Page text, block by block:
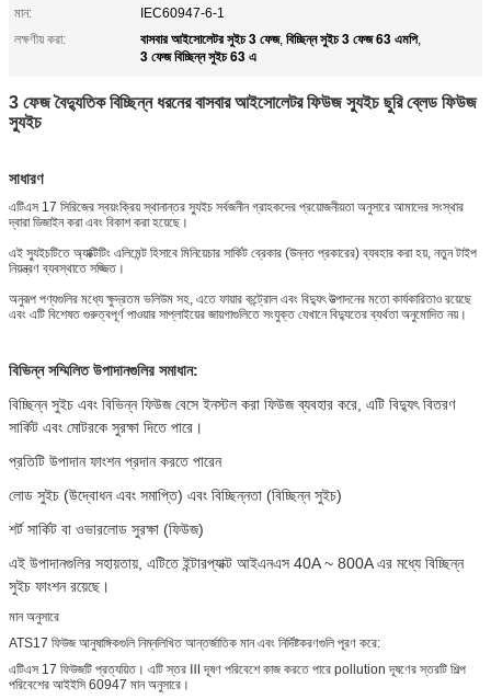
মান:
IEC60947-6-1
লক্ষণীয় করা:
বাসবার আইসোলেটর সুইচ 3 ফেজ, বিচ্ছিন্ন সুইচ 3 ফেজ 63 এমপি,
3 ফেজ বিচ্ছিন্ন সুইচ 63 এ
3 ফেজ বৈদ্যুতিক বিচ্ছিন্ন ধরনের বাসবার আইসোলেটর ফিউজ স্যুইচ ছুরি ব্লেড ফিউজ
স্যুইচ
সাধারণ
এটিএস 17 সিরিজের স্বয়ংক্রিয় স্থানান্তর স্যুইচ সর্বজনীন গ্রাহকদের প্রয়োজনীয়তা অনুসারে আমাদের সংস্থার
দ্বারা ডিজাইন করা এবং বিকাশ করা হয়েছে।
এই স্যুইচটিতে অ্যাক্টিটিং এলিমেন্ট হিসাবে মিনিয়েচার সার্কিট ব্রেকার (উন্নত প্রকারের) ব্যবহার করা হয়, নতুন টাইপ
নিয়ন্ত্রণ ব্যবস্থাতে সজ্জিত।
অনুরূপ পণ্যগুলির মধ্যে ক্ষুদ্রতম ভলিউম সহ, এতে ফায়ার কন্ট্রোল এবং বিদ্যুৎ উত্পাদনের মতো কার্যকারিতাও রয়েছে
এবং এটি বিশেষত গুরুত্বপূর্ণ পাওয়ার সাপ্লাইয়ের জায়গাগুলিতে সংযুক্ত যেখানে বিদ্যুতের ব্যর্থতা অনুমোদিত নয়।
বিভিন্ন সম্মিলিত উপাদানগুলির সমাধান:
বিচ্ছিন্ন সুইচ এবং বিভিন্ন ফিউজ বেসে ইনস্টল করা ফিউজ ব্যবহার করে, এটি বিদ্যুৎ বিতরণ
সার্কিট এবং মোটরকে সুরক্ষা দিতে পারে।
প্রতিটি উপাদান ফাংশন প্রদান করতে পারেন
লোড সুইচ (উদ্বোধন এবং সমাপ্তি) এবং বিচ্ছিন্নতা (বিচ্ছিন্ন সুইচ)
শর্ট সার্কিট বা ওভারলোড সুরক্ষা (ফিউজ)
এই উপাদানগুলির সহায়তায়, এটিতে ইন্টারপ্যাক্ট আইএনএস 40A ~ 800A এর মধ্যে বিচ্ছিন্ন
সুইচ ফাংশন রয়েছে।
মান অনুসারে
ATS17 ফিউজ আনুষাঙ্গিকগুলি নিম্নলিখিত আন্তর্জাতিক মান এবং নির্দিষ্টকরণগুলি পূরণ করে:
এটিএস 17 ফিউজটি প্রত্যয়িত। এটি স্তর Ⅲ দূষণ পরিবেশে কাজ করতে পারে pollution দূষণের স্তরটি শিল্প
পরিবেশের আইইসি 60947 মান অনুসারে।